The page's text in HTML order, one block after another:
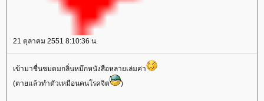
21 ตุลาคม 2551 8:10:36 น.
เข้ามาชื่นชมดมกลิ่นหมึกหนังสือหลายเล่มค่า
(ตายแล้วทำตัวเหมือนคนโรคจิต
)